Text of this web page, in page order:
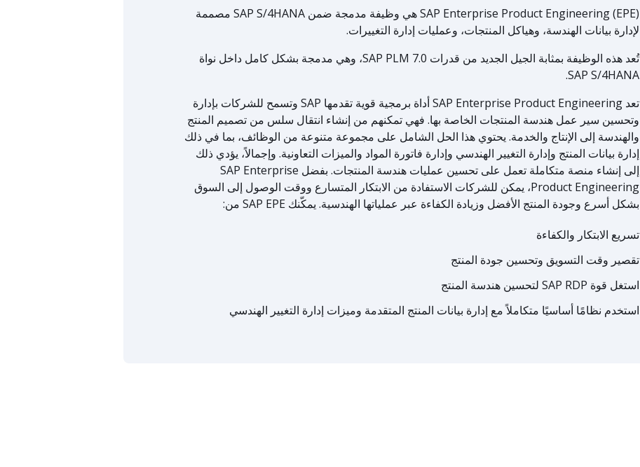
SAP Enterprise Product Engineering (EPE) هي وظيفة مدمجة ضمن SAP S/4HANA مصممة
لإدارة بيانات الهندسة، وهياكل المنتجات، وعمليات إدارة التغييرات.
تُعد هذه الوظيفة بمثابة الجيل الجديد من قدرات SAP PLM 7.0، وهي مدمجة بشكل كامل داخل نواة
SAP S/4HANA.
تعد SAP Enterprise Product Engineering أداة برمجية قوية تقدمها SAP وتسمح للشركات بإدارة
وتحسين سير عمل هندسة المنتجات الخاصة بها. فهي تمكنهم من إنشاء انتقال سلس من تصميم المنتج
والهندسة إلى الإنتاج والخدمة. يحتوي هذا الحل الشامل على مجموعة متنوعة من الوظائف، بما في ذلك
إدارة بيانات المنتج وإدارة التغيير الهندسي وإدارة فاتورة المواد والميزات التعاونية. وإجمالاً، يؤدي ذلك
إلى إنشاء منصة متكاملة تعمل على تحسين عمليات هندسة المنتجات. بفضل SAP Enterprise
Product Engineering، يمكن للشركات الاستفادة من الابتكار المتسارع ووقت الوصول إلى السوق
بشكل أسرع وجودة المنتج الأفضل وزيادة الكفاءة عبر عملياتها الهندسية. يمكّنك SAP EPE من:
تسريع الابتكار والكفاءة
تقصير وقت التسويق وتحسين جودة المنتج
استغل قوة SAP RDP لتحسين هندسة المنتج
استخدم نظامًا أساسيًا متكاملاً مع إدارة بيانات المنتج المتقدمة وميزات إدارة التغيير الهندسي